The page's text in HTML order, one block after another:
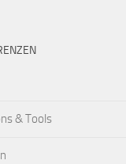
& Tools